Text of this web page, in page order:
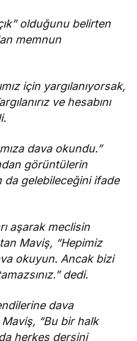
olduğunu belirten
memnun
için yargılanıyorsak,
ve hesabını
dava okundu.”
görüntülerin
da gelebileceğini ifade
aşarak meclisin
Maviş, “Hepimiz
okuyun. Ancak bizi
dedi.
dava
“Bu bir halk
herkes dersini